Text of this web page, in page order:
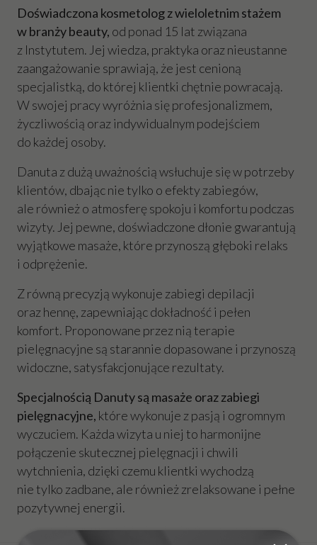
Doświadczona kosmetolog z wieloletnim stażem
w branży beauty, od ponad 15 lat związana
z Instytutem. Jej wiedza, praktyka oraz nieustanne
zaangażowanie sprawiają, że jest cenioną
specjalistką, do której klientki chętnie powracają.
W swojej pracy wyróżnia się profesjonalizmem,
życzliwością oraz indywidualnym podejściem
do każdej osoby.
Danuta z dużą uważnością wsłuchuje się w potrzeby
klientów, dbając nie tylko o efekty zabiegów,
ale również o atmosferę spokoju i komfortu podczas
wizyty. Jej pewne, doświadczone dłonie gwarantują
wyjątkowe masaże, które przynoszą głęboki relaks
i odprężenie.
Z równą precyzją wykonuje zabiegi depilacji
oraz hennę, zapewniając dokładność i pełen
komfort. Proponowane przez nią terapie
pielęgnacyjne są starannie dopasowane i przynoszą
widoczne, satysfakcjonujące rezultaty.
Specjalnością Danuty są masaże oraz zabiegi
pielęgnacyjne, które wykonuje z pasją i ogromnym
wyczuciem. Każda wizyta u niej to harmonijne
połączenie skutecznej pielęgnacji i chwili
wytchnienia, dzięki czemu klientki wychodzą
nie tylko zadbane, ale również zrelaksowane i pełne
pozytywnej energii.